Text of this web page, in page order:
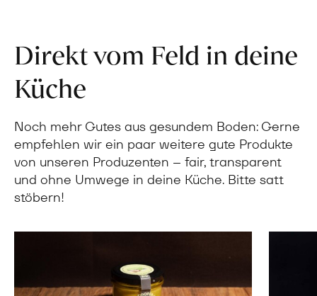
Direkt vom Feld in deine
Küche
Noch mehr Gutes aus gesundem Boden: Gerne
empfehlen wir ein paar weitere gute Produkte
von unseren Produzenten – fair, transparent
und ohne Umwege in deine Küche. Bitte satt
stöbern!